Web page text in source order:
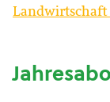
Landwirtschaft